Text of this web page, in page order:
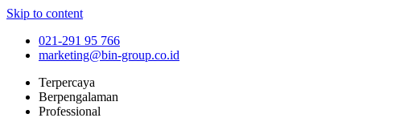
Skip to content
021-291 95 766
marketing@bin-group.co.id
Terpercaya
Berpengalaman
Professional